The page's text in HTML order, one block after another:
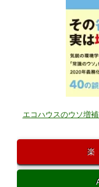
エコハウスのウソ増